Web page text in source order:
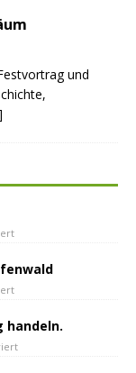
und
handeln.